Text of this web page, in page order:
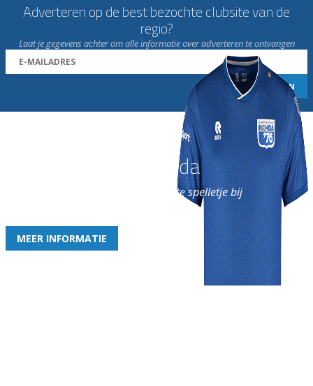
Adverteren op de best bezochte clubsite van de
regio?
Laat je gegevens achter om alle informatie over adverteren te ontvangen
Word nu lid van Rohda
en geniet iedere week van het leukste spelletje bij
MEER INFORMATIE